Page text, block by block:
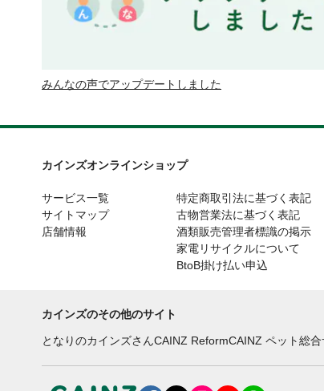
みんなの声でアップデートしました
カインズオンラインショップ
サービス一覧
サイトマップ
店舗情報
特定商取引法に基づく表記
古物営業法に基づく表記
酒類販売管理者標識の掲示
家電リサイクルについて
BtoB掛け払い申込
カインズのその他のサイト
となりのカインズさんCAINZ ReformCAINZ ペット総合